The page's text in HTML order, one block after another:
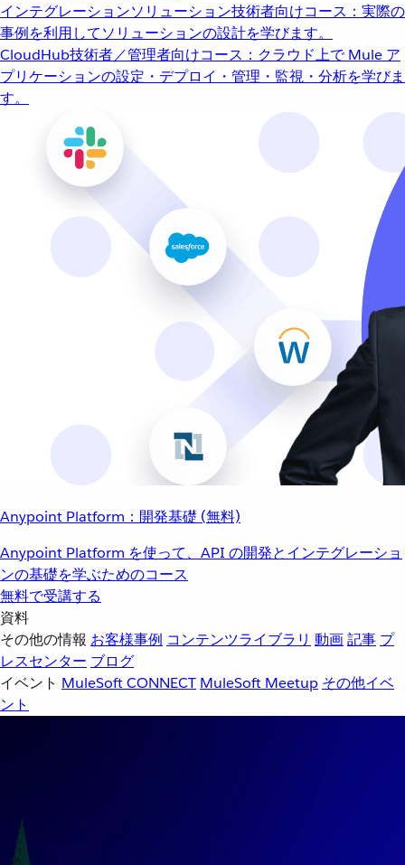
インテグレーションソリューション技術者向けコース：実際の
事例を利用してソリューションの設計を学びます。
CloudHub技術者／管理者向けコース：クラウド上で Mule ア
プリケーションの設定・デプロイ・管理・監視・分析を学びま
す。
Anypoint Platform：開発基礎 (無料)
Anypoint Platform を使って、API の開発とインテグレーショ
ンの基礎を学ぶためのコース
無料で受講する
資料
その他の情報 お客様事例 コンテンツライブラリ 動画記事 プ
レスセンター ブログ
イベント MuleSoft CONNECT MuleSoft Meetup その他イベ
ント